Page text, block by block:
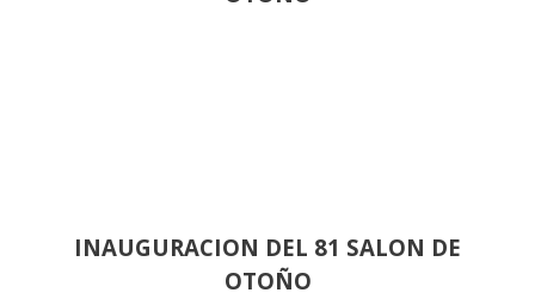
INAUGURACION DEL 81 SALON DE
OTOÑO